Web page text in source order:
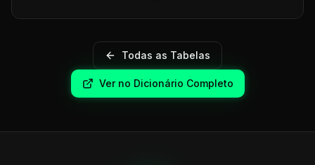
Todas as Tabelas
Ver no Dicionário Completo